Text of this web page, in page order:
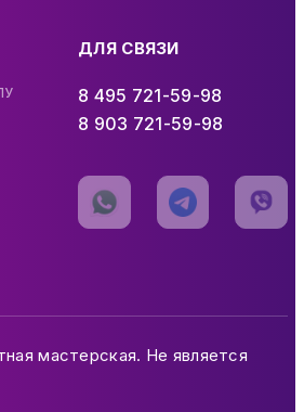
ДЛЯ СВЯЗИ
8 495 721-59-98
8 903 721-59-98
мастерская. Не является